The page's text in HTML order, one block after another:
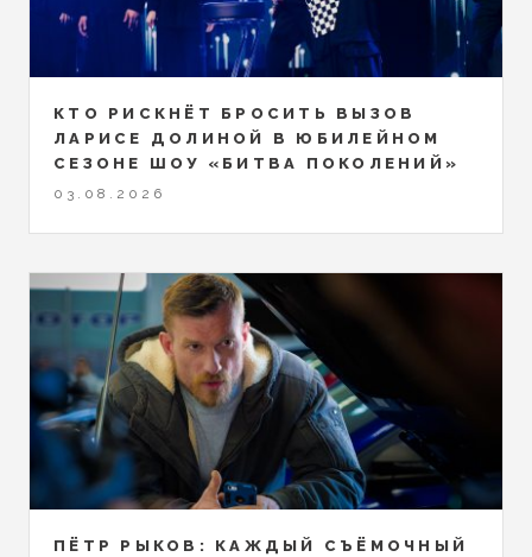
КТО РИСКНЁТ БРОСИТЬ ВЫЗОВ
ЛАРИСЕ ДОЛИНОЙ В ЮБИЛЕЙНОМ
СЕЗОНЕ ШОУ «БИТВА ПОКОЛЕНИЙ»
03.08.2026
ПЁТР РЫКОВ: КАЖДЫЙ СЪЁМОЧНЫЙ